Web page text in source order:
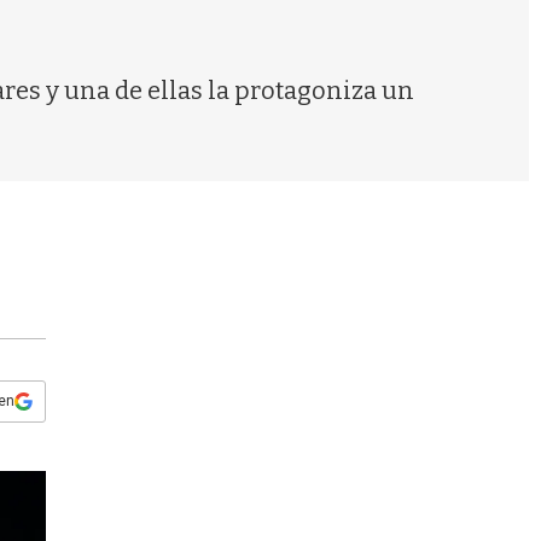
y una de ellas la protagoniza un